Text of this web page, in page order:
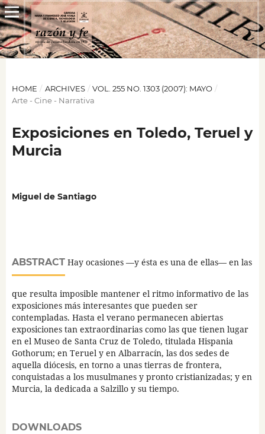
HOME / ARCHIVES / VOL. 255 NO. 1303 (2007): MAYO /
Arte - Cine - Narrativa
Exposiciones en Toledo, Teruel y
Murcia
Miguel de Santiago
ABSTRACTHay ocasiones —y ésta es una de ellas— en las
que resulta imposible mantener el ritmo informativo de las
exposiciones más interesantes que pueden ser
contempladas. Hasta el verano permanecen abiertas
exposiciones tan extraordinarias como las que tienen lugar
en el Museo de Santa Cruz de Toledo, titulada Hispania
Gothorum; en Teruel y en Albarracín, las dos sedes de
aquella diócesis, en torno a unas tierras de frontera,
conquistadas a los musulmanes y pronto cristianizadas; y en
Murcia, la dedicada a Salzillo y su tiempo.
DOWNLOADS